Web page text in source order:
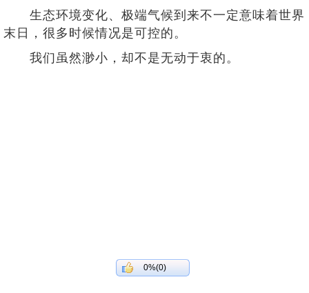
生态环境变化、极端气候到来不一定意味着世界
末日，很多时候情况是可控的。
我们虽然渺小，却不是无动于衷的。
0%(0)